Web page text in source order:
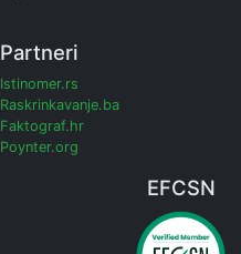
Partneri
Istinomer.rs
Raskrinkavanje.ba
Faktograf.hr
Poynter.org
EFCSN